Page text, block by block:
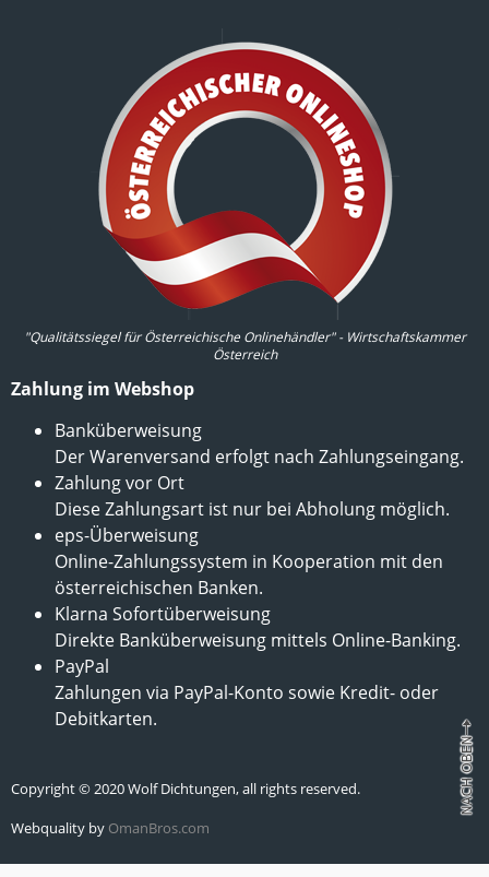
"Qualitätssiegel für Österreichische Onlinehändler" - Wirtschaftskammer
Österreich
Zahlung im Webshop
Banküberweisung
Der Warenversand erfolgt nach Zahlungseingang.
Zahlung vor Ort
Diese Zahlungsart ist nur bei Abholung möglich.
eps-Überweisung
Online-Zahlungssystem in Kooperation mit den
österreichischen Banken.
Klarna Sofortüberweisung
Direkte Banküberweisung mittels Online-Banking.
PayPal
Zahlungen via PayPal-Konto sowie Kredit- oder
Debitkarten.
Copyright © 2020 Wolf Dichtungen, all rights reserved.
Webquality by OmanBros.com